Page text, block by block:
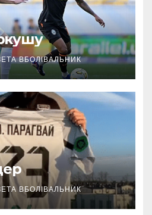
ВБОЛІВАЛЬНИК
ВБОЛІВАЛЬНИК